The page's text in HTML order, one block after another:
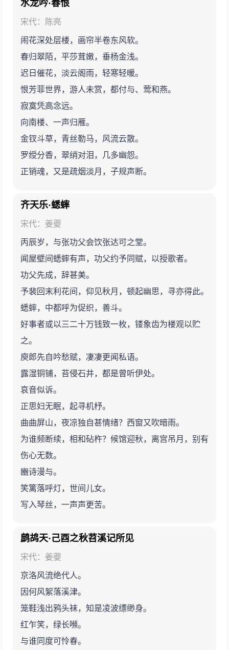
水龙吟·春恨
宋代：陈亮
闹花深处层楼，画帘半卷东风软。
春归翠陌，平莎茸嫩，垂杨金浅。
迟日催花，淡云阁雨，轻寒轻暖。
恨芳菲世界，游人未赏，都付与、莺和燕。
寂寞凭高念远。
向南楼、一声归雁。
金钗斗草，青丝勒马，风流云散。
罗绶分香，翠绡对泪，几多幽怨。
正销魂，又是疏烟淡月，子规声断。
齐天乐·蟋蟀
宋代：姜夔
丙辰岁，与张功父会饮张达可之堂。
闻屋壁间蟋蟀有声，功父约予同赋，以授歌者。
功父先成，辞甚美。
予裴回末利花间，仰见秋月，顿起幽思，寻亦得此。
蟋蟀，中都呼为促织，善斗。
好事者或以三二十万钱致一枚，镂象齿为楼观以贮
之。
庾郎先自吟愁赋，凄凄更闻私语。
露湿铜铺，苔侵石井，都是曾听伊处。
哀音似诉。
正思妇无眠，起寻机杼。
曲曲屏山，夜凉独自甚情绪？西窗又吹暗雨。
为谁频断续，相和砧杵？候馆迎秋，离宫吊月，别有
伤心无数。
豳诗漫与。
笑篱落呼灯，世间儿女。
写入琴丝，一声声更苦。
鹧鸪天·己酉之秋苕溪记所见
宋代：姜夔
京洛风流绝代人。
因何风絮落溪津。
笼鞋浅出鸦头袜，知是凌波缥缈身。
红乍笑，绿长嚬。
与谁同度可怜春。